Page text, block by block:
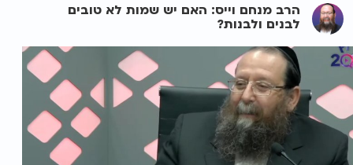
הרב מנחם וייס: האם יש שמות לא טובים
לבנים ולבנות?